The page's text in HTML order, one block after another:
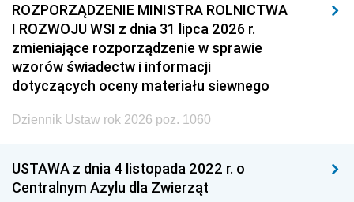
ROZPORZĄDZENIE MINISTRA ROLNICTWA
I ROZWOJU WSI z dnia 31 lipca 2026 r.
zmieniające rozporządzenie w sprawie
wzorów świadectw i informacji
dotyczących oceny materiału siewnego
Dziennik Ustaw rok 2026 poz. 1060
USTAWA z dnia 4 listopada 2022 r. o
Centralnym Azylu dla Zwierząt